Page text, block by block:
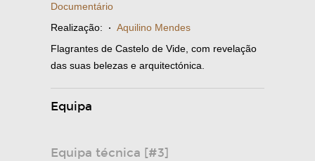
Documentário
Realização: · Aquilino Mendes
Flagrantes de Castelo de Vide, com revelação
das suas belezas e arquitectónica.
Equipa
Equipa técnica [#3]